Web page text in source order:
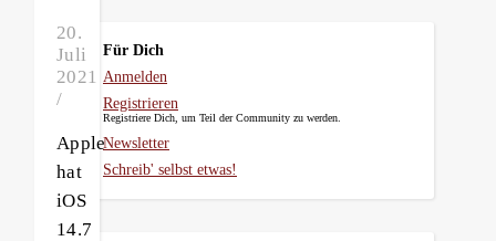
20.
Juli
2021
/
Apple
hat
iOS
14.7
Für Dich
Anmelden
Registrieren
Registriere Dich, um Teil der Community zu werden.
Newsletter
Schreib' selbst etwas!